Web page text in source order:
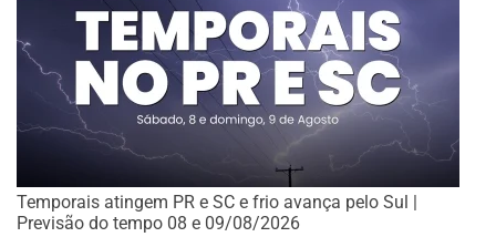
Temporais atingem PR e SC e frio avança pelo Sul |
Previsão do tempo 08 e 09/08/2026